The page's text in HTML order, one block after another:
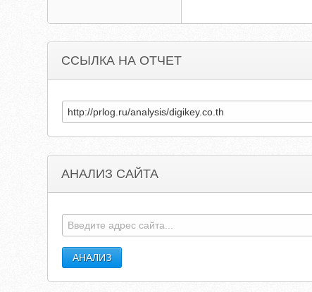
ССЫЛКА НА ОТЧЕТ
АНАЛИЗ САЙТА